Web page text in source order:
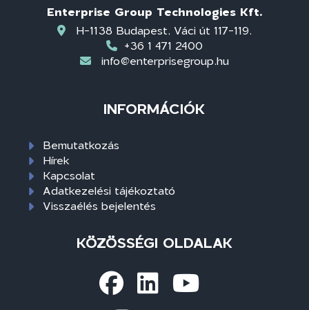
Enterprise Group Technologies Kft.
H-1138 Budapest, Váci út 117-119.
+36 1 471 2400
info@enterprisegroup.hu
INFORMÁCIÓK
Bemutatkozás
Hírek
Kapcsolat
Adatkezelési tájékoztató
Visszaélés bejelentés
KÖZÖSSÉGI OLDALAK